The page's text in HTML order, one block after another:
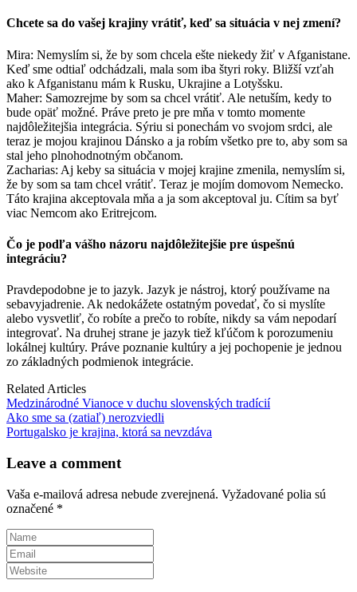
Chcete sa do vašej krajiny vrátiť, keď sa situácia v nej zmení?
Mira: Nemyslím si, že by som chcela ešte niekedy žiť v Afganistane.
Keď sme odtiaľ odchádzali, mala som iba štyri roky. Bližší vzťah
ako k Afganistanu mám k Rusku, Ukrajine a Lotyšsku.
Maher: Samozrejme by som sa chcel vrátiť. Ale netuším, kedy to
bude opäť možné. Práve preto je pre mňa v tomto momente
najdôležitejšia integrácia. Sýriu si ponechám vo svojom srdci, ale
teraz je mojou krajinou Dánsko a ja robím všetko pre to, aby som sa
stal jeho plnohodnotným občanom.
Zacharias: Aj keby sa situácia v mojej krajine zmenila, nemyslím si,
že by som sa tam chcel vrátiť. Teraz je mojím domovom Nemecko.
Táto krajina akceptovala mňa a ja som akceptoval ju. Cítim sa byť
viac Nemcom ako Eritrejcom.
Čo je podľa vášho názoru najdôležitejšie pre úspešnú
integráciu?
Pravdepodobne je to jazyk. Jazyk je nástroj, ktorý používame na
sebavyjadrenie. Ak nedokážete ostatným povedať, čo si myslíte
alebo vysvetliť, čo robíte a prečo to robíte, nikdy sa vám nepodarí
integrovať. Na druhej strane je jazyk tiež kľúčom k porozumeniu
lokálnej kultúry. Práve poznanie kultúry a jej pochopenie je jednou
zo základných podmienok integrácie.
Related Articles
Medzinárodné Vianoce v duchu slovenských tradícií
Ako sme sa (zatiaľ) nerozviedli
Portugalsko je krajina, ktorá sa nevzdáva
Leave a comment
Vaša e-mailová adresa nebude zverejnená. Vyžadované polia sú
označené *